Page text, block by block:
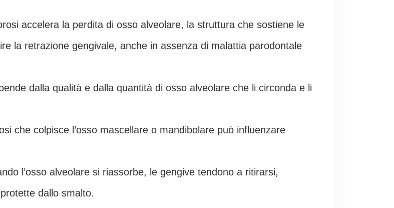
accelera la perdita di osso alveolare, la struttura che sostiene le
la retrazione gengivale, anche in assenza di malattia parodontale
dalla qualità e dalla quantità di osso alveolare che li circonda e li
che colpisce l’osso mascellare o mandibolare può influenzare
l’osso alveolare si riassorbe, le gengive tendono a ritirarsi,
dallo smalto.